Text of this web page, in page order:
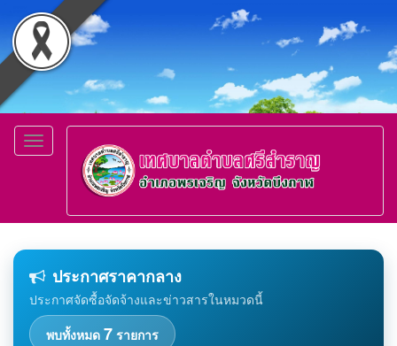
Toggle
navigation
ประกาศราคากลาง
ประกาศจัดซื้อจัดจ้างและข่าวสารในหมวดนี้
พบทั้งหมด 7 รายการ